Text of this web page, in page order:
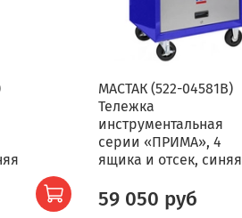
МАСТАК (522-04581B)
Тележка
инструментальная
серии «ПРИМА», 4
ящика и отсек, синяя
59 050 руб